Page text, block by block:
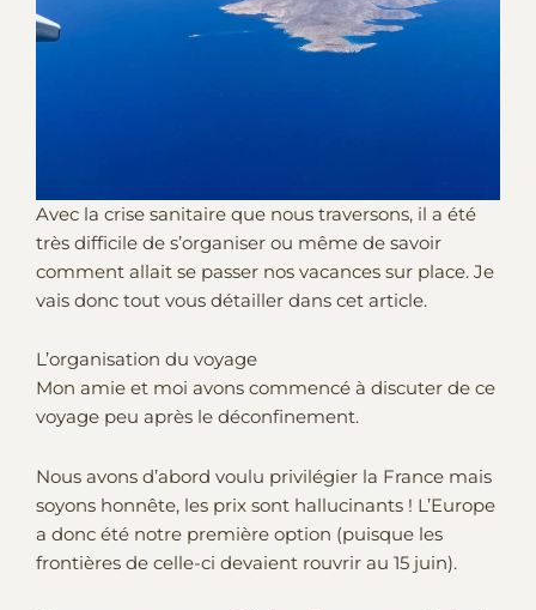
Avec la crise sanitaire que nous traversons, il a été
très difficile de s’organiser ou même de savoir
comment allait se passer nos vacances sur place. Je
vais donc tout vous détailler dans cet article.
L’organisation du voyage
Mon amie et moi avons commencé à discuter de ce
voyage peu après le déconfinement.
Nous avons d’abord voulu privilégier la France mais
soyons honnête, les prix sont hallucinants ! L’Europe
a donc été notre première option (puisque les
frontières de celle-ci devaient rouvrir au 15 juin).